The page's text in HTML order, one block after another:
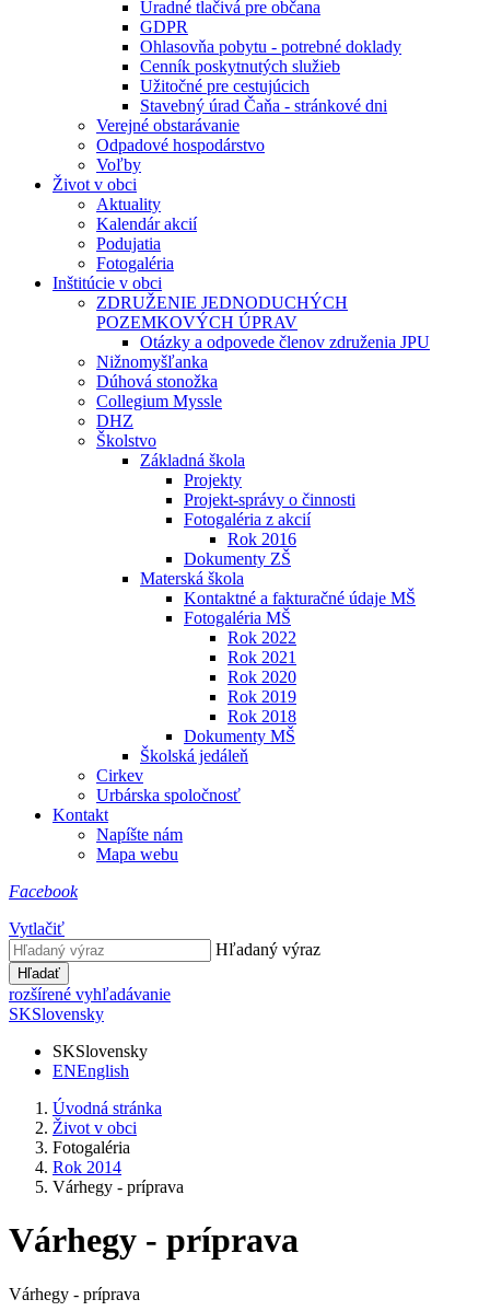
Úradné tlačivá pre občana
GDPR
Ohlasovňa pobytu - potrebné doklady
Cenník poskytnutých služieb
Užitočné pre cestujúcich
Stavebný úrad Čaňa - stránkové dni
Verejné obstarávanie
Odpadové hospodárstvo
Voľby
Život v obci
Aktuality
Kalendár akcií
Podujatia
Fotogaléria
Inštitúcie v obci
ZDRUŽENIE JEDNODUCHÝCH
POZEMKOVÝCH ÚPRAV
Otázky a odpovede členov združenia JPU
Nižnomyšľanka
Dúhová stonožka
Collegium Myssle
DHZ
Školstvo
Základná škola
Projekty
Projekt-správy o činnosti
Fotogaléria z akcií
Rok 2016
Dokumenty ZŠ
Materská škola
Kontaktné a fakturačné údaje MŠ
Fotogaléria MŠ
Rok 2022
Rok 2021
Rok 2020
Rok 2019
Rok 2018
Dokumenty MŠ
Školská jedáleň
Cirkev
Urbárska spoločnosť
Kontakt
Napíšte nám
Mapa webu
Facebook
Vytlačiť
Hľadaný výraz
Hľadať
rozšírené vyhľadávanie
SKSlovensky
SKSlovensky
ENEnglish
Úvodná stránka
Život v obci
Fotogaléria
Rok 2014
Várhegy - príprava
Várhegy - príprava
Várhegy - príprava